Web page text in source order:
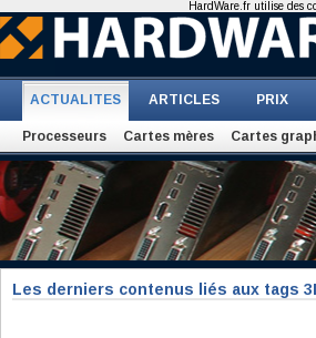
ACTUALITES ARTICLES PRIX
Processeurs Cartes mères Cartes
Les derniers contenus liés aux tags
HardWare.fr utilise des